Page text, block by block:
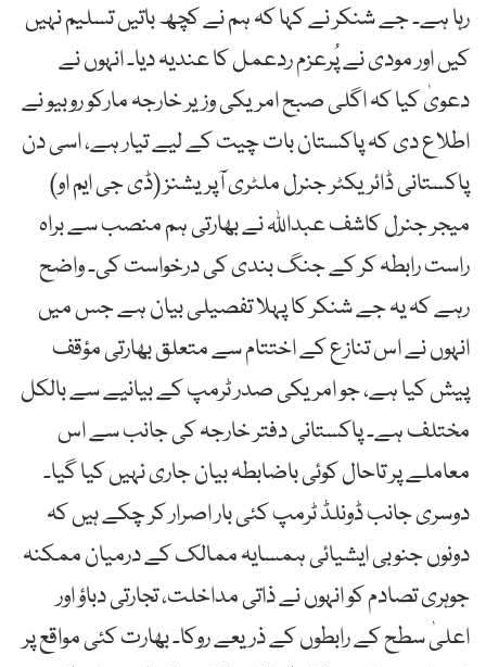
رہا ہے۔ جے شنکر نے کہا کہ ہم نے کچھ باتیں تسلیم نہیں
کیں اور مودی نے پُرعزم ردعمل کا عندیہ دیا۔ انہوں نے
دعویٰ کیا کہ اگلی صبح امریکی وزیر خارجہ مارکو روبیو نے
اطلاع دی کہ پاکستان بات چیت کے لیے تیار ہے، اسی دن
پاکستانی ڈائریکٹر جنرل ملٹری آپریشنز (ڈی جی ایم او)
میجر جنرل کاشف عبداللہ نے بھارتی ہم منصب سے براہ
راست رابطہ کر کے جنگ بندی کی درخواست کی۔ واضح
رہے کہ یہ جے شنکر کا پہلا تفصیلی بیان ہے جس میں
انہوں نے اس تنازع کے اختتام سے متعلق بھارتی مؤقف
پیش کیا ہے، جو امریکی صدر ٹرمپ کے بیانیے سے بالکل
مختلف ہے۔ پاکستانی دفتر خارجہ کی جانب سے اس
معاملے پر تاحال کوئی باضابطہ بیان جاری نہیں کیا گیا۔
دوسری جانب ڈونلڈ ٹرمپ کئی بار اصرار کر چکے ہیں کہ
دونوں جنوبی ایشیائی ہمسایہ ممالک کے درمیان ممکنہ
جوہری تصادم کو انہوں نے ذاتی مداخلت، تجارتی دباؤ اور
اعلیٰ سطح کے رابطوں کے ذریعے روکا۔ بھارت کئی مواقع پر